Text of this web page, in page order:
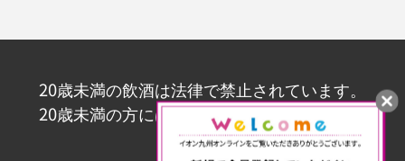
20歳未満の飲酒は法律で禁止されています。
20歳未満の方にはお酒を販売いたしません。